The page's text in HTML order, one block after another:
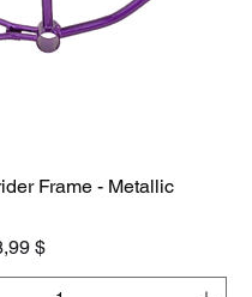
Frame - Metallic
Preis
$